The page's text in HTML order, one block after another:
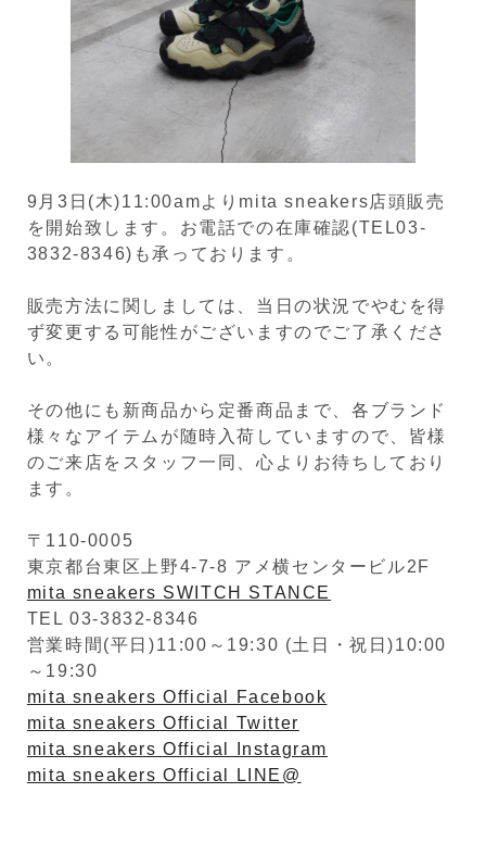
9月3日(木)11:00amよりmita sneakers店頭販売
を開始致します。お電話での在庫確認(TEL03-
3832-8346)も承っております。
販売方法に関しましては、当日の状況でやむを得
ず変更する可能性がございますのでご了承くださ
い。
その他にも新商品から定番商品まで、各ブランド
様々なアイテムが随時入荷していますので、皆様
のご来店をスタッフ一同、心よりお待ちしており
ます。
〒110-0005
東京都台東区上野4-7-8 アメ横センタービル2F
mita sneakers SWITCH STANCE
TEL 03-3832-8346
営業時間(平日)11:00～19:30 (土日・祝日)10:00
～19:30
mita sneakers Official Facebook
mita sneakers Official Twitter
mita sneakers Official Instagram
mita sneakers Official LINE@